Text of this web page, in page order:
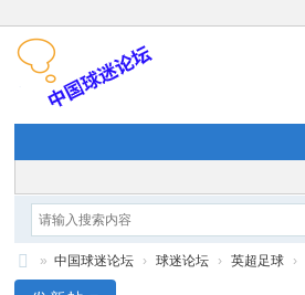
» 中国球迷论坛 › 球迷论坛 › 英超足球 ›